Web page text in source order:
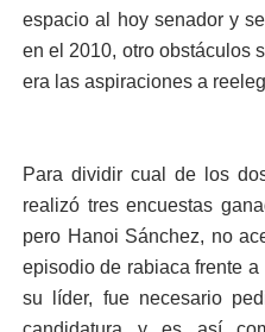
espacio al hoy senador y
en el 2010, otro obstáculos
era las aspiraciones a
Para dividir cual de los
realizó tres encuestas
pero Hanoi Sánchez, no
episodio de rabiaca frente
su líder, fue necesario